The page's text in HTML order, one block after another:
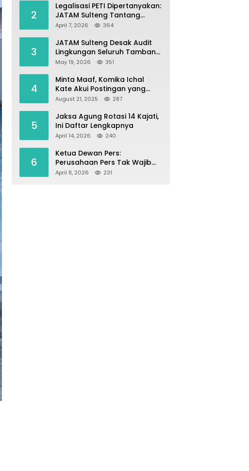
2
Legalisasi PETI Dipertanyakan:
JATAM Sulteng Tantang
Gubernur Berhenti Andalkan
Parigi Moutong sebagai
Lumbung Pangan
April 7, 2026 364
3
JATAM Sulteng Desak Audit
Lingkungan Seluruh Tambang
Batuan di Sepanjang Pesisir
May 19, 2026 351
4
Minta Maaf, Komika Ichal
Kate Akui Postingan yang
Singgung Media Karena Emosi
August 21, 2025 287
5
Jaksa Agung Rotasi 14 Kajati,
Ini Daftar Lengkapnya
April 14, 2026 240
6
Ketua Dewan Pers:
Perusahaan Pers Tak Wajib
Terdaftar, UKW Bukan Syarat
April 8, 2026 231